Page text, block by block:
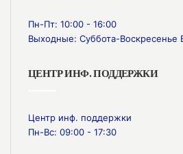
Пн-Пт: 10:00 - 16:00
Выходные: Суббота-Воскресенье
ЦЕНТР ИНФ. ПОДДЕРЖКИ
Центр инф. поддержки
Пн-Вс: 09:00 - 17:30